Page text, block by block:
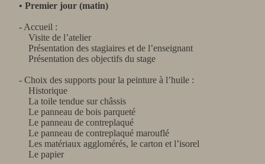
• Premier jour (matin)
- Accueil :
Visite de l’atelier
Présentation des stagiaires et de l’enseignant
Présentation des objectifs du stage
- Choix des supports pour la peinture à l’huile :
Historique
La toile tendue sur châssis
Le panneau de bois parqueté
Le panneau de contreplaqué
Le panneau de contreplaqué marouflé
Les matériaux agglomérés, le carton et l’isorel
Le papier